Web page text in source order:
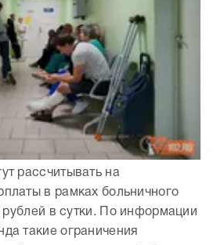
рассчитывать на
в рамках больничного
рублей в сутки. По информации
такие ограничения